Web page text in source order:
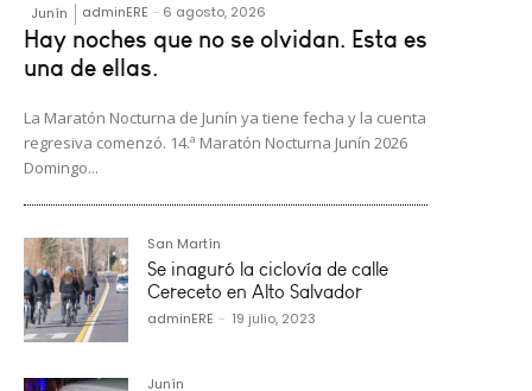
Junín adminERE - 6 agosto, 2026
Hay noches que no se olvidan. Esta es
una de ellas.
La Maratón Nocturna de Junín ya tiene fecha y la cuenta
regresiva comenzó. 14.ª Maratón Nocturna Junín 2026
Domingo...
San Martín
Se inaguró la ciclovía de calle
Cereceto en Alto Salvador
adminERE - 19 julio, 2023
Junín